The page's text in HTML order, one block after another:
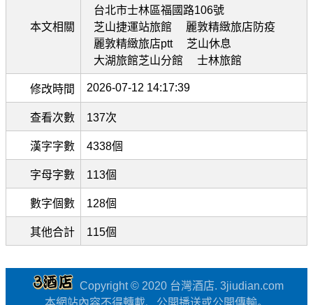
本文相關
台北市士林區福國路106號
芝山捷運站旅館
麗敦精緻旅店防疫
麗敦精緻旅店ptt
芝山休息
大湖旅館芝山分館
士林旅館
修改時間 2026-07-12 14:17:39
查看次數 137次
漢字字數 4338個
字母字數 113個
數字個數 128個
其他合計 115個
Copyright © 2020 台灣酒店. 3jiudian.com
本網站內容不得轉載、公開播送或公開傳輸。